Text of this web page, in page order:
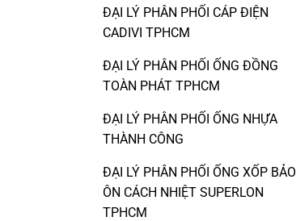
ĐẠI LÝ PHÂN PHỐI CÁP ĐIỆN
CADIVI TPHCM
ĐẠI LÝ PHÂN PHỐI ỐNG ĐỒNG
TOÀN PHÁT TPHCM
ĐẠI LÝ PHÂN PHỐI ỐNG NHỰA
THÀNH CÔNG
ĐẠI LÝ PHÂN PHỐI ỐNG XỐP BẢO
ÔN CÁCH NHIỆT SUPERLON
TPHCM